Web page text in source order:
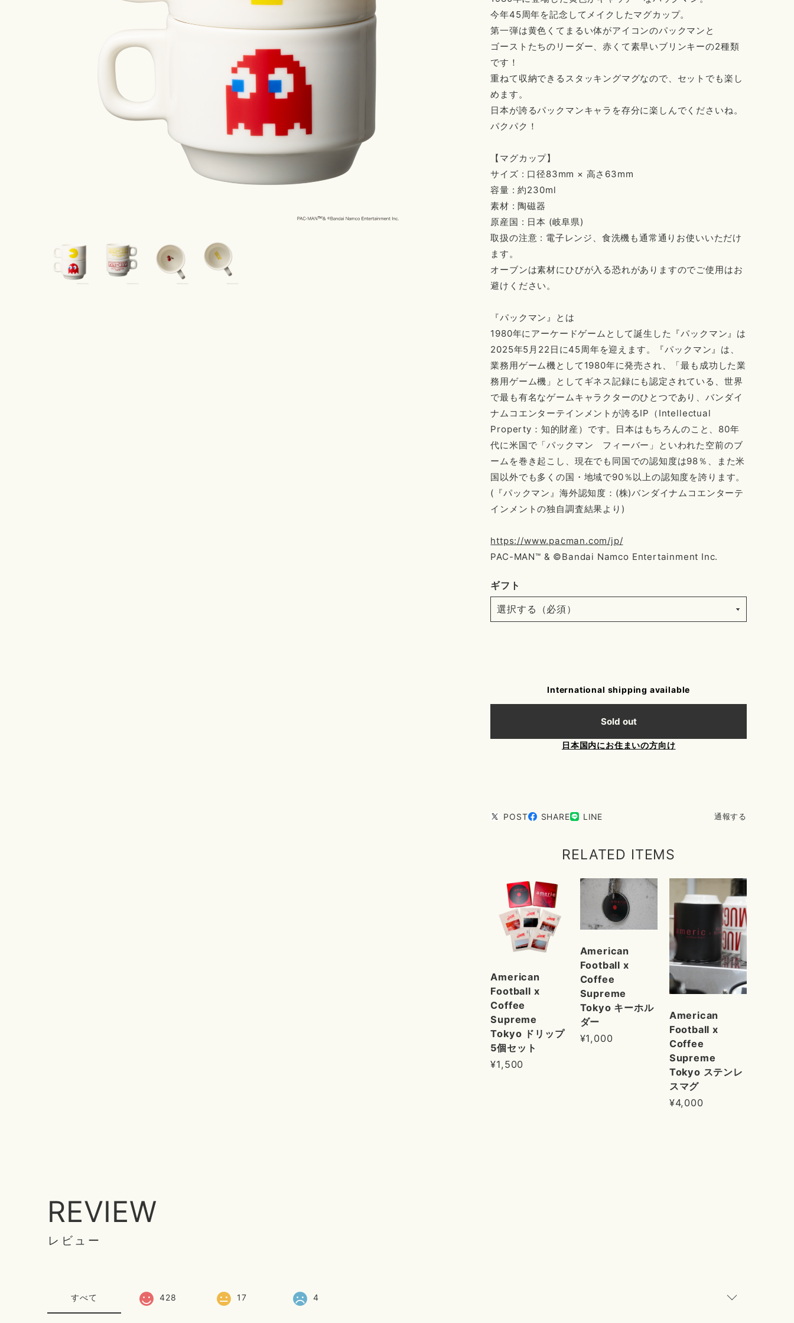
今年45周年を記念してメイクしたマグカップ。
第一弾は黄色くてまるい体がアイコンのパックマンと
ゴーストたちのリーダー、赤くて素早いブリンキーの2種類
です！
重ねて収納できるスタッキングマグなので、セットでも楽し
めます。
日本が誇るパックマンキャラを存分に楽しんでくださいね。
パクパク！
【マグカップ】
サイズ : 口径83mm × 高さ63mm
容量 : 約230ml
素材 : 陶磁器
原産国 : 日本 (岐阜県)
取扱の注意 : 電子レンジ、食洗機も通常通りお使いいただけ
ます。
オーブンは素材にひびが入る恐れがありますのでご使用はお
避けください。
『パックマン』とは
1980年にアーケードゲームとして誕生した『パックマン』は
2025年5月22日に45周年を迎えます。『パックマン』は、
業務用ゲーム機として1980年に発売され、「最も成功した業
務用ゲーム機」としてギネス記録にも認定されている、世界
で最も有名なゲームキャラクターのひとつであり、バンダイ
ナムコエンターテインメントが誇るIP（Intellectual
Property：知的財産）です。日本はもちろんのこと、80年
代に米国で「パックマン フィーバー」といわれた空前のブ
ームを巻き起こし、現在でも同国での認知度は98％、また米
国以外でも多くの国・地域で90％以上の認知度を誇ります。
(『パックマン』海外認知度：(株)バンダイナムコエンターテ
インメントの独自調査結果より)
https://www.pacman.com/jp/
PAC-MAN™ & ©Bandai Namco Entertainment Inc.
ギフト
International shipping available
Sold out
日本国内にお住まいの方向け
POST SHARE LINE 通報する
RELATED ITEMS
American
Football x
Coffee
Supreme
Tokyo ドリップ
5個セット
¥1,500
American
Football x
Coffee
Supreme
Tokyo キーホル
ダー
¥1,000
American
Football x
Coffee
Supreme
Tokyo ステンレ
スマグ
¥4,000
REVIEW
レビュー
すべて 428 17 4